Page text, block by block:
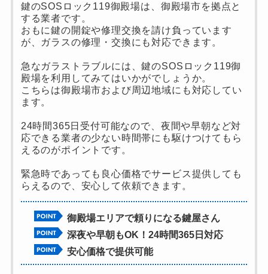
鍵のSOSロック119御殿場は、御殿場市を拠点と
する業者です。
おもに鍵の開錠や修理交換を請け負っています
が、ガラスの修理・交換にも対応できます。
急なガラストラブルには、鍵のSOSロック119御
殿場を利用してみてはいかがでしょうか。
こちらは御殿場市および周辺地域にも対応してい
ます。
24時間365日受付可能なので、夜間や早朝など対
応できる業者の少ない時間帯にも駆けつけてもら
えるのがポイントです。
緊急時であっても良心価格でサービス提供しても
らえるので、安心して依頼できます。
御殿場エリアで頼りになる鍵屋さん
深夜や早朝もOK！24時間365日対応
安心価格で提供可能